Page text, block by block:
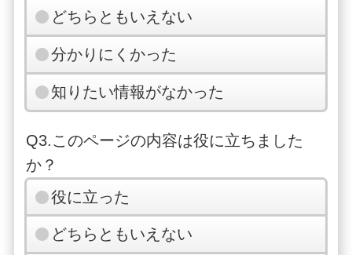
どちらともいえない
分かりにくかった
知りたい情報がなかった
Q3.このページの内容は役に立ちました
か？
役に立った
どちらともいえない